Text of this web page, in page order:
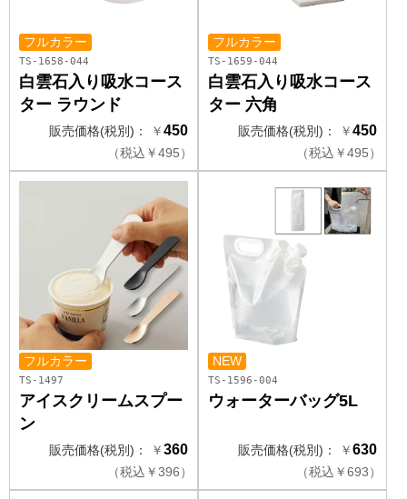
フルカラー
TS-1658-044
白雲石入り吸水コース
ター ラウンド
販売価格(税別)： ￥450
（税込 ￥495）
フルカラー
TS-1659-044
白雲石入り吸水コース
ター 六角
販売価格(税別)： ￥450
（税込 ￥495）
フルカラー
TS-1497
アイスクリームスプー
ン
販売価格(税別)： ￥360
（税込 ￥396）
NEW
TS-1596-004
ウォーターバッグ5L
販売価格(税別)： ￥630
（税込 ￥693）